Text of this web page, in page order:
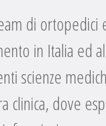
di ortopedici
in Italia ed
scienze
clinica, dove